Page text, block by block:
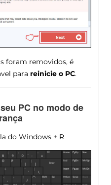
foram removidos, é
para reinicie o PC.
PC no modo de
do Windows + R